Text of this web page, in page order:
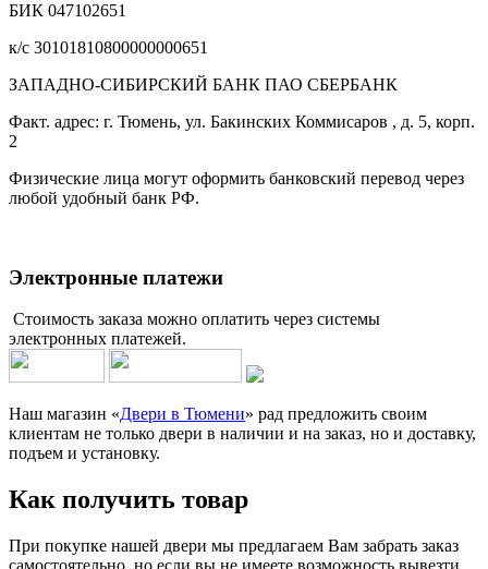
БИК 047102651
к/с 30101810800000000651
ЗАПАДНО-СИБИРСКИЙ БАНК ПАО СБЕРБАНК
Факт. адрес: г. Тюмень, ул. Бакинских Коммисаров , д. 5, корп.
2
Физические лица могут оформить банковский перевод через
любой удобный банк РФ.
Электронные платежи
Стоимость заказа можно оплатить через системы
электронных платежей.
Наш магазин «Двери в Тюмени» рад предложить своим
клиентам не только двери в наличии и на заказ, но и доставку,
подъем и установку.
Как получить товар
При покупке нашей двери мы предлагаем Вам забрать заказ